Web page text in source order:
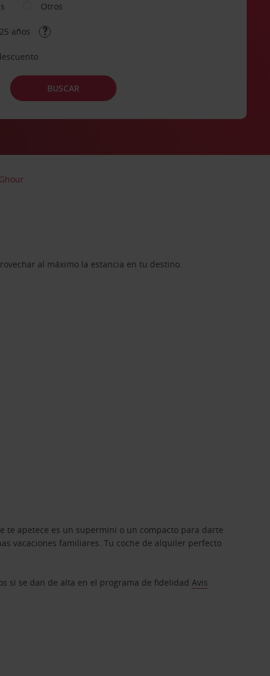
Otros
años
BUSCAR
al máximo la estancia en tu destino.
te apetece es un supermini o un compacto para darte
vacaciones familiares. Tu coche de alquiler perfecto
si se dan de alta en el programa de fidelidadAvis